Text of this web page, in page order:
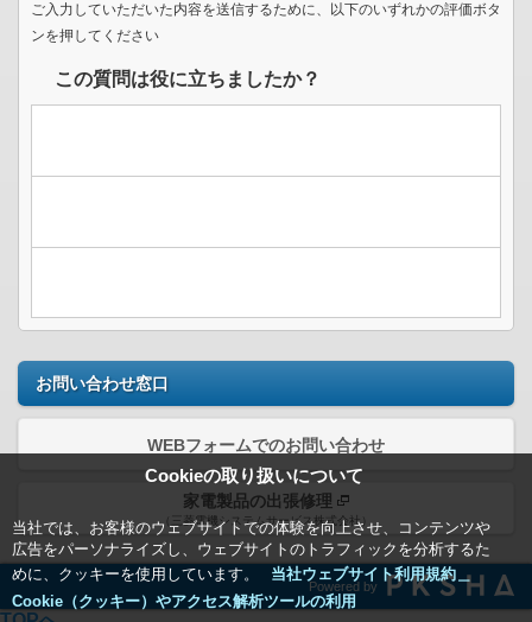
Cookieの取り扱いについて
当社では、お客様のウェブサイトでの体験を向上させ、コンテンツや
広告をパーソナライズし、ウェブサイトのトラフィックを分析するた
めに、クッキーを使用しています。
当社ウェブサイト利用規約＿
Cookie（クッキー）やアクセス解析ツールの利用
ご入力していただいた内容を送信するために、以下のいずれかの評価ボタ
ンを押してください
この質問は役に立ちましたか？
お問い合わせ窓口
WEBフォームでのお問い合わせ
家電製品の出張修理
（三菱電機システムサービス株式会社）
Powered by